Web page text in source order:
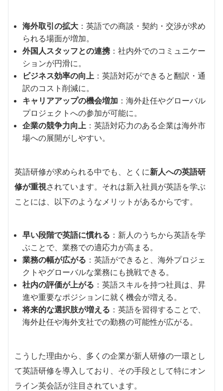
海外取引の拡大 ：英語での商談・契約・交渉が求め
られる場面が増加。
外国人スタッフとの連携 ：社内外でのコミュニケー
ションが円滑に。
ビジネス効率の向上 ：英語対応ができると翻訳・通
訳のコスト削減に。
キャリアアップの機会増加 ：海外赴任やグローバル
プロジェクトへの参加が可能に。
企業の競争力向上 ：英語対応力のある企業は海外市
場への展開がしやすい。
英語研修が求められる中でも、とくに新人への英語研
修が重視されています。それは新入社員が英語を学ぶ
ことには、以下のようなメリットがあるからです。
早い段階で英語に慣れる ：新人のうちから英語を学
ぶことで、業務での適応力が高まる。
業務の幅が広がる ：英語ができると、海外プロジェ
クトやグローバルな業務にも挑戦できる。
社内の評価が上がる ：英語スキルを持つ社員は、昇
進や重要なポジションに就く機会が増える。
将来的な選択肢が増える ：英語を習得することで、
海外赴任や海外支社での勤務の可能性が広がる。
こうした理由から、多くの企業が新人研修の一環とし
て英語研修を導入しており、その手段として特にオン
ライン英会話が注目されています。